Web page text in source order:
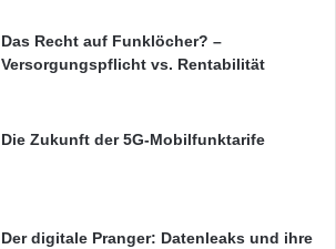
Das Recht auf Funklöcher? –
Versorgungspflicht vs. Rentabilität
Die Zukunft der 5G-Mobilfunktarife
Der digitale Pranger: Datenleaks und ihre